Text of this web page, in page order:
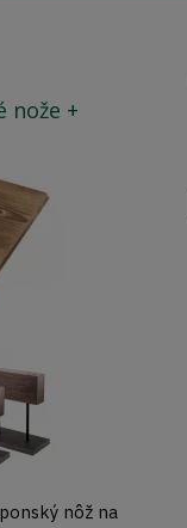
nože +
nôž na